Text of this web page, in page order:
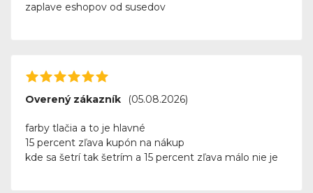
zaplave eshopov od susedov
Overený zákazník (05.08.2026)
farby tlačia a to je hlavné
15 percent zľava kupón na nákup
kde sa šetrí tak šetrím a 15 percent zľava málo nie je